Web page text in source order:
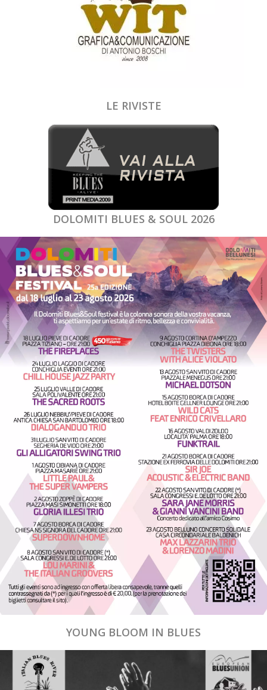
LE RIVISTE
DOLOMITI BLUES & SOUL 2026
YOUNG BLOOM IN BLUES